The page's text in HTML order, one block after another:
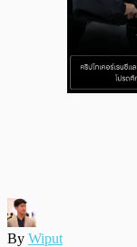
By Wiput